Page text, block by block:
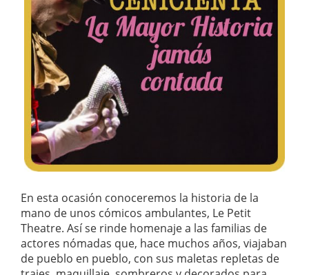
En esta ocasión conoceremos la historia de la
mano de unos cómicos ambulantes, Le Petit
Theatre. Así se rinde homenaje a las familias de
actores nómadas que, hace muchos años, viajaban
de pueblo en pueblo, con sus maletas repletas de